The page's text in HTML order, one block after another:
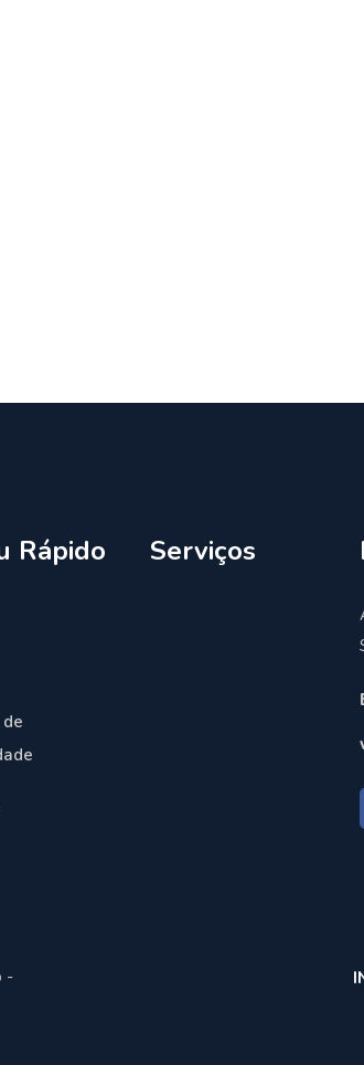
Rápido Serviços
-